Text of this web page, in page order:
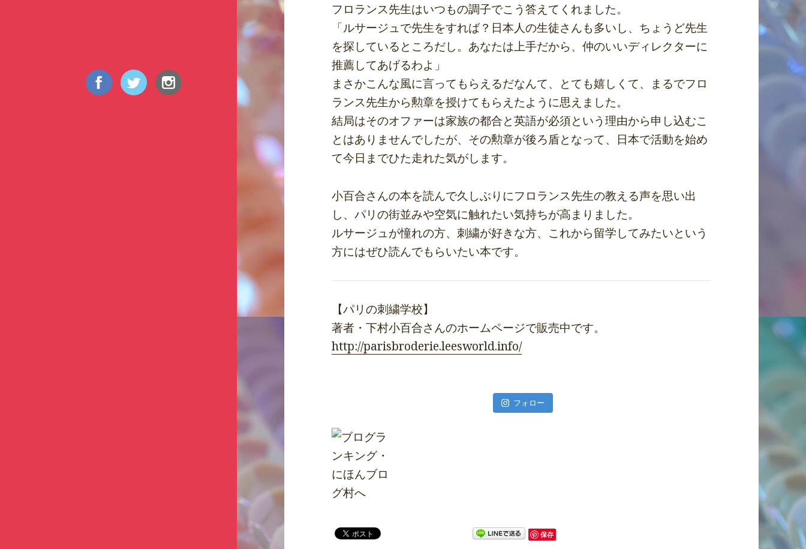
フロランス先生はいつもの調子でこう答えてくれました。
「ルサージュで先生をすれば？日本人の生徒さんも多いし、ちょうど先生
を探しているところだし。あなたは上手だから、仲のいいディレクターに
推薦してあげるわよ」
まさかこんな風に言ってもらえるだなんて、とても嬉しくて、まるでフロ
ランス先生から勲章を授けてもらえたように思えました。
結局はそのオファーは家族の都合と英語が必須という理由から申し込むこ
とはありませんでしたが、その勲章が後ろ盾となって、日本で活動を始め
て今日までひた走れた気がします。
小百合さんの本を読んで久しぶりにフロランス先生の教える声を思い出
し、パリの街並みや空気に触れたい気持ちが高まりました。
ルサージュが憧れの方、刺繍が好きな方、これから留学してみたいという
方にはぜひ読んでもらいたい本です。
【パリの刺繍学校】
著者・下村小百合さんのホームページで販売中です。
http://parisbroderie.leesworld.info/
フォロー
保存